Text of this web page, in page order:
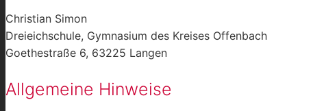
Christian Simon
Dreieichschule, Gymnasium des Kreises Offenbach
Goethestraße 6, 63225 Langen
Allgemeine Hinweise